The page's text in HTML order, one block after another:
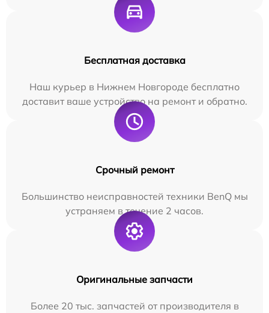
Бесплатная доставка
Наш курьер в Нижнем Новгороде бесплатно
доставит ваше устройство на ремонт и обратно.
Срочный ремонт
Большинство неисправностей техники BenQ мы
устраняем в течение 2 часов.
Оригинальные запчасти
Более 20 тыс. запчастей от производителя в